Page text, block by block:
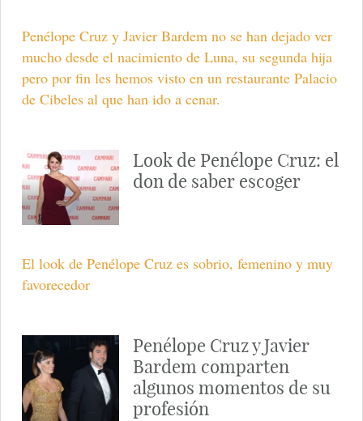
Penélope Cruz y Javier Bardem no se han dejado ver
mucho desde el nacimiento de Luna, su segunda hija
pero por fin les hemos visto en un restaurante Palacio
de Cibeles al que han ido a cenar.
Look de Penélope Cruz: el
don de saber escoger
El look de Penélope Cruz es sobrio, femenino y muy
favorecedor
Penélope Cruz y Javier
Bardem comparten
algunos momentos de su
profesión